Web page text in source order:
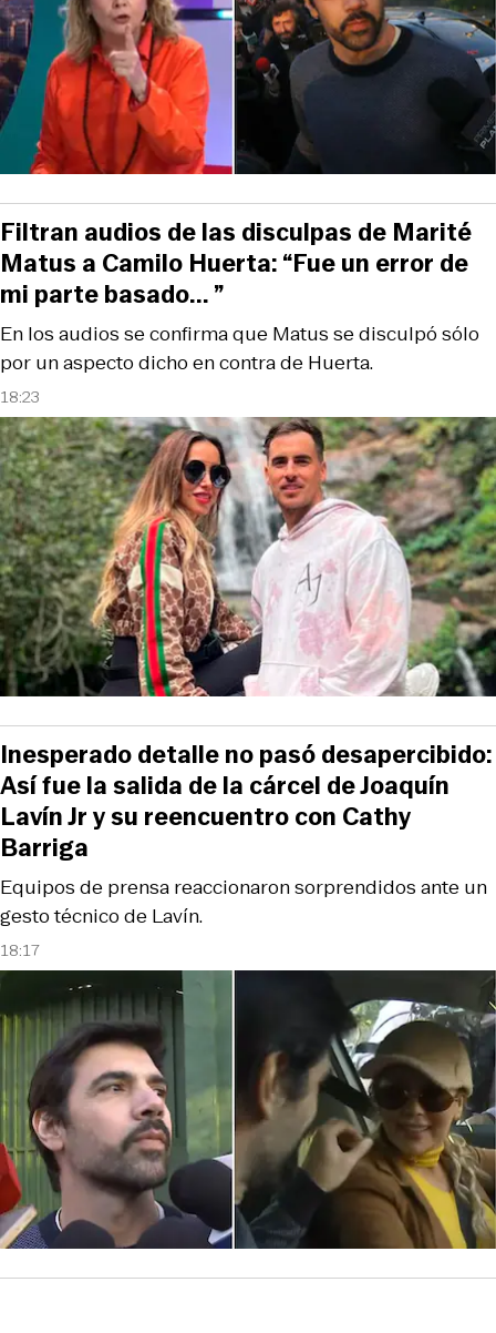
18:23
En los audios se confirma que Matus se disculpó sólo
por un aspecto dicho en contra de Huerta.
Filtran audios de las disculpas de Marité
Matus a Camilo Huerta: “Fue un error de
mi parte basado... ”
18:17
Equipos de prensa reaccionaron sorprendidos ante un
gesto técnico de Lavín.
Inesperado detalle no pasó desapercibido:
Así fue la salida de la cárcel de Joaquín
Lavín Jr y su reencuentro con Cathy
Barriga